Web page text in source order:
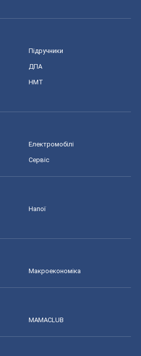
Підручники
ДПА
НМТ
Електромобілі
Сервіс
Напої
Макроекономіка
MAMACLUB